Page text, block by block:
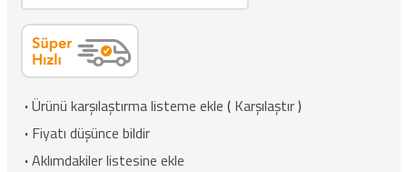
·Ürünü karşılaştırma listeme ekle ( Karşılaştır)
· Fiyatı düşünce bildir
·Aklımdakiler listesine ekle